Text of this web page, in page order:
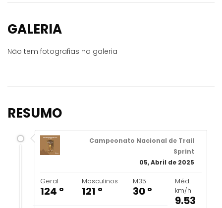
GALERIA
Não tem fotografias na galeria
RESUMO
Campeonato Nacional de Trail
Sprint
05, Abril de 2025
Geral
124 º
Masculinos
121 º
M35
30 º
Méd.
km/h
9.53